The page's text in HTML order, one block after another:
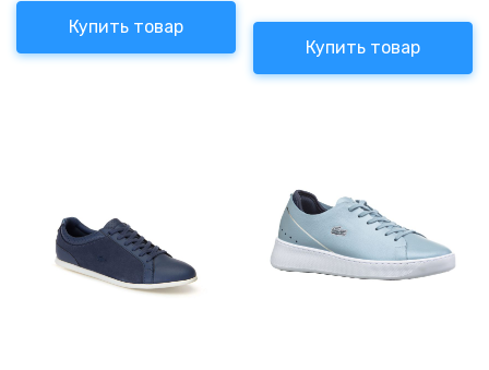
Купить товар
Купить товар